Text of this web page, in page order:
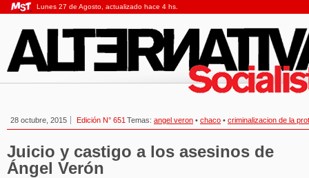
Lunes 27 de Agosto, actualizado hace 4 hs.
28 octubre, 2015 Edición N° 651 Temas: angel veron • chaco • criminalizacion de la
Juicio y castigo a los asesinos de
Ángel Verón